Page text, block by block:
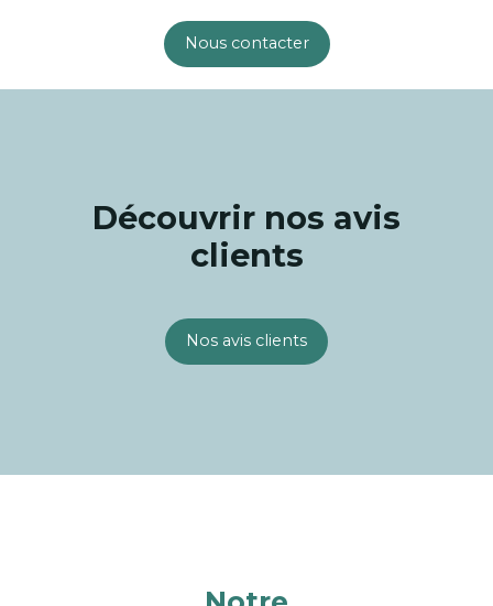
Nous contacter
Découvrir nos avis
clients
Nos avis clients